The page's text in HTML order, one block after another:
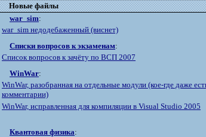
Новые файлы
war_sim:
war_sim недодебаженный (виснет)
Списки вопросов к экзаменам:
Список вопросов к зачёту по ВСП 2007
WinWar:
WinWar, разобранная на отдельные модули (кое-где даже
комментарии)
WinWar, исправленная для компиляции в Visual Studio 2005
Квантовая физика: